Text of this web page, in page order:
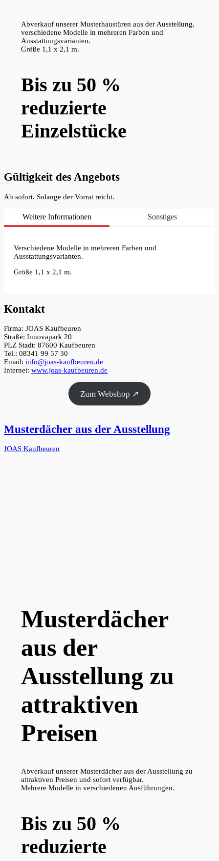
Abverkauf unserer Musterhaustüren aus der Ausstellung,
verschiedene Modelle in mehreren Farben und
Ausstattungsvarianten.
Größe 1,1 x 2,1 m.
Bis zu 50 %
reduzierte
Einzelstücke
Gültigkeit des Angebots
Ab sofort. Solange der Vorrat reicht.
Weitere Informationen Sonstiges
Verschiedene Modelle in mehreren Farben und
Ausstattungsvarianten.
Größe 1,1 x 2,1 m.
Kontakt
Firma: JOAS Kaufbeuren
Straße: Innovapark 20
PLZ Stadt: 87600 Kaufbeuren
Tel.: 08341 99 57 30
Email: info@joas-kaufbeuren.de
Internet: www.joas-kaufbeuren.de
Zum Webshop ↗
Musterdächer aus der Ausstellung
JOAS Kaufbeuren
Musterdächer
aus der
Ausstellung zu
attraktiven
Preisen
Abverkauf unserer Musterdächer aus der Ausstellung zu
attraktiven Preisen und sofort verfügbar.
Mehrere Modelle in verschiedenen Ausführungen.
Bis zu 50 %
reduzierte